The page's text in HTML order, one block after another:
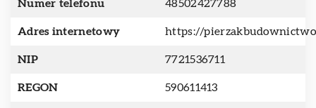
Numer telefonu 48502427788
Adres internetowy https://
NIP 7721536711
REGON 590611413